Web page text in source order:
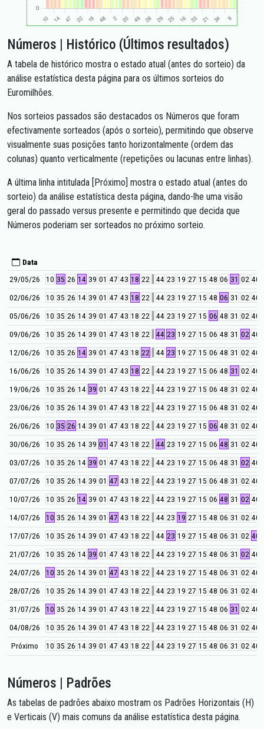
Números | Histórico (Últimos resultados)
A tabela de histórico mostra o estado atual (antes do sorteio) da
análise estatística desta página para os últimos sorteios do
Euromilhões.
Nos sorteios passados são destacados os Números que foram
efectivamente sorteados (após o sorteio), permitindo que observe
visualmente suas posições tanto horizontalmente (ordem das
colunas) quanto verticalmente (repetições ou lacunas entre linhas).
A última linha intitulada [Próximo] mostra o estado atual (antes do
sorteio) da análise estatística desta página, dando-lhe uma visão
geral do passado versus presente e permitindo que decida que
Números poderiam ser sorteados no próximo sorteio.
Data
29/05/26
10 35 26 14 39 01 47 43 18 22 44 23 19 27 15 48 06 31 02 40
02/06/26
10 35 26 14 39 01 47 43 18 22 44 23 19 27 15 48 06 31 02 40
05/06/26
10 35 26 14 39 01 47 43 18 22 44 23 19 27 15 06 48 31 02 40
09/06/26
10 35 26 14 39 01 47 43 18 22 44 23 19 27 15 06 48 31 02 40
12/06/26
10 35 26 14 39 01 47 43 18 22 44 23 19 27 15 06 48 31 02 40
16/06/26
10 35 26 14 39 01 47 43 18 22 44 23 19 27 15 06 48 31 02 40
19/06/26
10 35 26 14 39 01 47 43 18 22 44 23 19 27 15 06 48 31 02 40
23/06/26
10 35 26 14 39 01 47 43 18 22 44 23 19 27 15 06 48 31 02 40
26/06/26
10 35 26 14 39 01 47 43 18 22 44 23 19 27 15 06 48 31 02 40
30/06/26
10 35 26 14 39 01 47 43 18 22 44 23 19 27 15 06 48 31 02 40
03/07/26
10 35 26 14 39 01 47 43 18 22 44 23 19 27 15 06 48 31 02 40
07/07/26
10 35 26 14 39 01 47 43 18 22 44 23 19 27 15 06 48 31 02 40
10/07/26
10 35 26 14 39 01 47 43 18 22 44 23 19 27 15 06 48 31 02 40
14/07/26
10 35 26 14 39 01 47 43 18 22 44 23 19 27 15 48 06 31 02 40
17/07/26
10 35 26 14 39 01 47 43 18 22 44 23 19 27 15 48 06 31 02 40
21/07/26
10 35 26 14 39 01 47 43 18 22 44 23 19 27 15 48 06 31 02 40
24/07/26
10 35 26 14 39 01 47 43 18 22 44 23 19 27 15 48 06 31 02 40
28/07/26
10 35 26 14 39 01 47 43 18 22 44 23 19 27 15 48 06 31 02 40
31/07/26
10 35 26 14 39 01 47 43 18 22 44 23 19 27 15 48 06 31 02 40
04/08/26
10 35 26 14 39 01 47 43 18 22 44 23 19 27 15 48 06 31 02 40
Próximo
10 35 26 14 39 01 47 43 18 22 44 23 19 27 15 48 06 31 02 40
Números | Padrões
As tabelas de padrões abaixo mostram os Padrões Horizontais (H)
e Verticais (V) mais comuns da análise estatística desta página.